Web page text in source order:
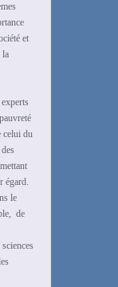
et
la
celui du
égard.
le
de